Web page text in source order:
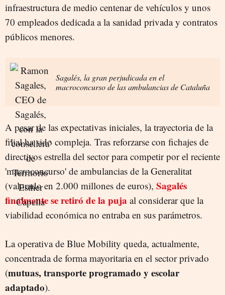
infraestructura de medio centenar de vehículos y unos
70 empleados dedicada a la sanidad privada y contratos
públicos menores.
Sagalés, la gran perjudicada en el
macroconcurso de las ambulancias de Cataluña
A pesar de las expectativas iniciales, la trayectoria de la
filial ha sido compleja. Tras reforzarse con fichajes de
directivos estrella del sector para competir por el reciente
'macroconcurso' de ambulancias de la Generalitat
(valorado en 2.000 millones de euros), Sagalés
finalmente se retiró de la puja al considerar que la
viabilidad económica no entraba en sus parámetros.
La operativa de Blue Mobility queda, actualmente,
concentrada de forma mayoritaria en el sector privado
(mutuas, transporte programado y escolar
adaptado).